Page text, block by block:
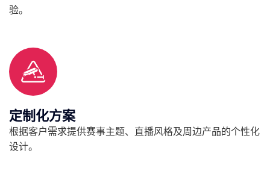
验。
定制化方案
根据客户需求提供赛事主题、直播风格及周边产品的个性化
设计。